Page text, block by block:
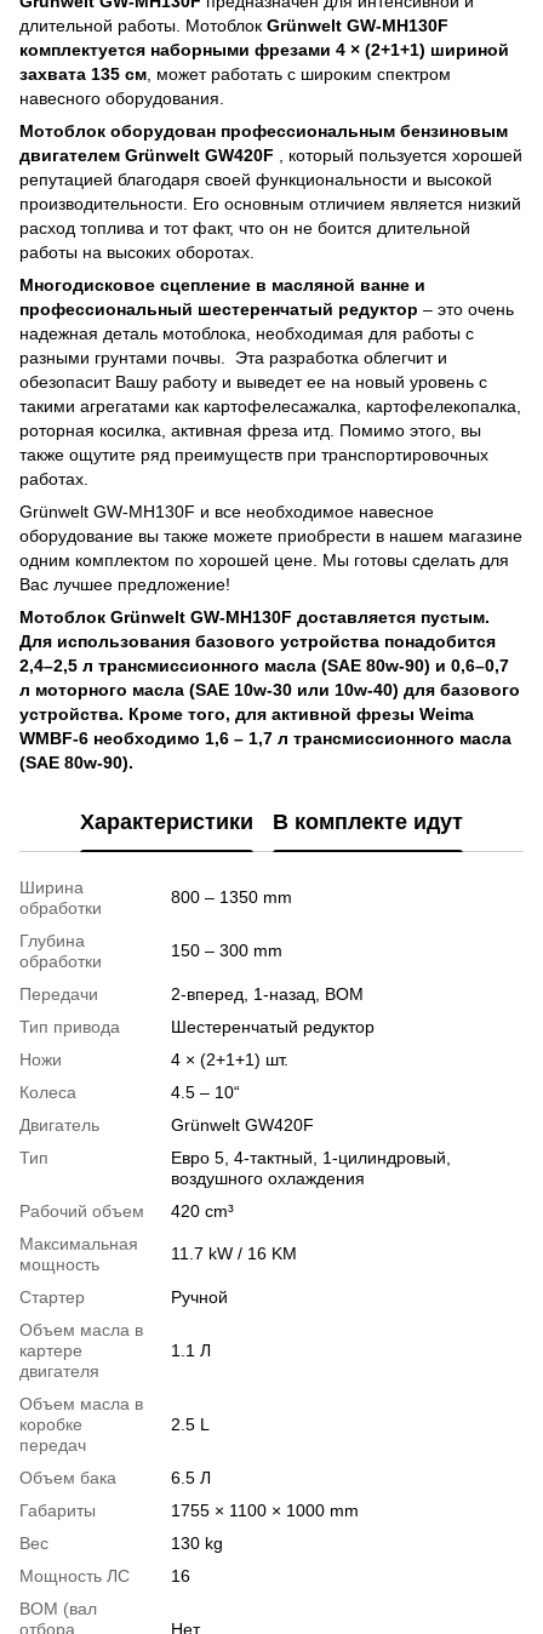
длительной работы. Мотоблок Grünwelt GW-MH130F
комплектуется наборными фрезами 4 × (2+1+1) шириной
захвата 135 см , может работать с широким спектром
навесного оборудования.
Мотоблок оборудован профессиональным бензиновым
двигателем Grünwelt GW420F
, который пользуется хорошей
репутацией благодаря своей функциональности и высокой
производительности. Его основным отличием является низкий
расход топлива и тот факт, что он не боится длительной
работы на высоких оборотах.
Многодисковое сцепление в масляной ванне и
профессиональный шестеренчатый редуктор – это очень
надежная деталь мотоблока, необходимая для работы с
разными грунтами почвы. Эта разработка облегчит и
обезопасит Вашу работу и выведет ее на новый уровень с
такими агрегатами как картофелесажалка, картофелекопалка,
роторная косилка, активная фреза итд. Помимо этого, вы
также ощутите ряд преимуществ при транспортировочных
работах.
Grünwelt GW-MH130F и все необходимое навесное
оборудование вы также можете приобрести в нашем магазине
одним комплектом по хорошей цене. Мы готовы сделать для
Вас лучшее предложение!
Мотоблок Grünwelt GW-MH130F доставляется пустым.
Для использования базового устройства понадобится
2,4–2,5 л трансмиссионного масла (SAE 80w-90) и 0,6–0,7
л моторного масла (SAE 10w-30 или 10w-40) для базового
устройства. Кроме того, для активной фрезы Weima
WMBF-6 необходимо 1,6 – 1,7 л трансмиссионного масла
(SAE 80w-90).
Характеристики В комплекте идут
Ширина
обработки
800 – 1350 mm
Глубина
обработки
150 – 300 mm
Передачи
2-вперед, 1-назад, ВОМ
Тип привода
Шестеренчатый редуктор
Ножи
4 × (2+1+1) шт.
Колеса
4.5 – 10“
Двигатель
Grünwelt GW420F​​​​​​​
Тип
Евро 5, 4-тактный, 1-цилиндровый,
воздушного охлаждения
Рабочий объем
420 cm³
Максимальная
мощность
11.7 kW / 16 KM
Стартер
Ручной
Объем масла в
картере
двигателя
1.1 Л
Объем масла в
коробке
передач
2.5 L
Объем бака
6.5 Л
Габариты
1755 × 1100 × 1000 mm
Вес
130 kg
Мощность ЛС
16
ВОМ (вал
отбора
Нет